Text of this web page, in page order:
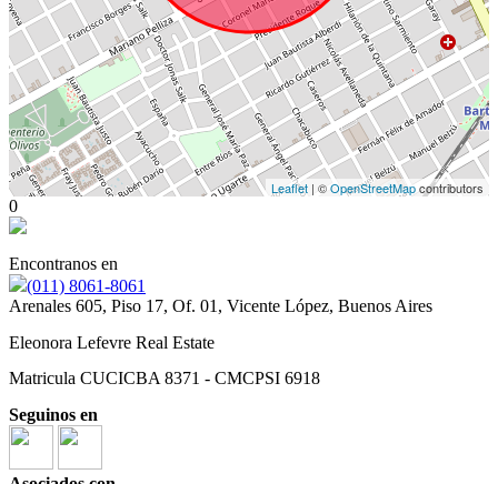
Leaflet | ©OpenStreetMapcontributors
0
Encontranos en
(011) 8061-8061
Arenales 605, Piso 17, Of. 01, Vicente López, Buenos Aires
Eleonora Lefevre Real Estate
Matricula CUCICBA 8371 - CMCPSI 6918
Seguinos en